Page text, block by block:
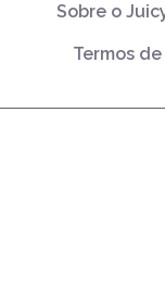
Sobre o
Termos